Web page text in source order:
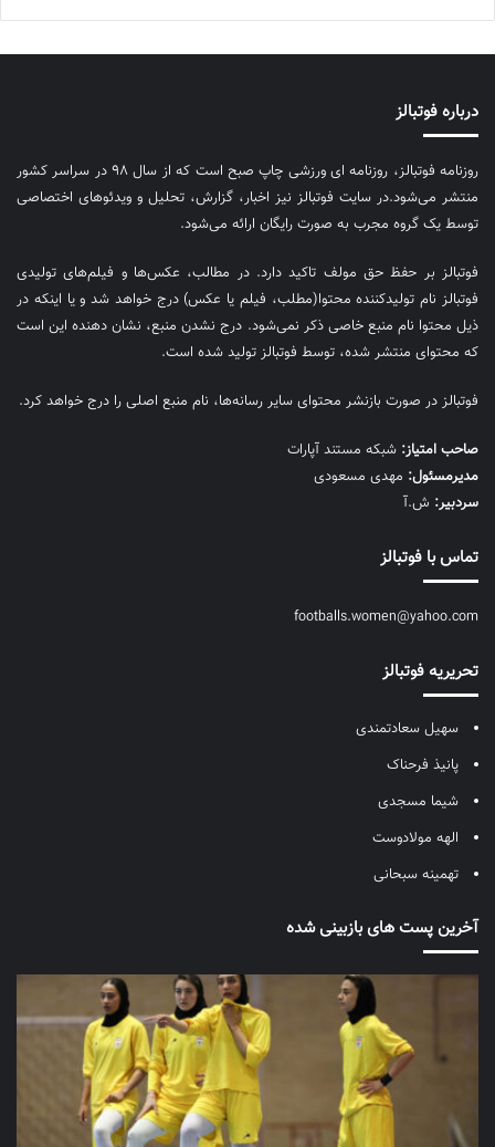
درباره فوتبالز
روزنامه فوتبالز، روزنامه ای ورزشی چاپ صبح است که از سال ۹۸ در سراسر کشور
منتشر می‌شود.در سایت فوتبالز نیز اخبار، گزارش، تحلیل و ویدئوهای اختصاصی
توسط یک گروه مجرب به صورت رایگان ارائه می‌شود.
فوتبالز بر حفظ حق مولف تاکید دارد. در مطالب، عکس‌ها و فیلم‌های تولیدی
فوتبالز نام تولیدکننده محتوا(مطلب، فیلم یا عکس) درج خواهد شد و یا اینکه در
ذیل محتوا نام منبع خاصی ذکر نمی‌‎شود. درج نشدن منبع، نشان دهنده این است
که محتوای منتشر شده، توسط فوتبالز تولید شده است.
فوتبالز در صورت بازنشر محتوای سایر رسانه‌ها، نام منبع اصلی را درج خواهد کرد.
صاحب امتیاز: شبکه مستند آپارات
مديرمسئول: مهدی مسعودی
سردبیر: ش.آ
تماس با فوتبالز
footballs.women@yahoo.com
تحریریه فوتبالز
سهیل سعادتمندی
پانیذ فرحناک
شیما مسجدی
الهه مولادوست
تهمینه سبحانی
آخرین پست های بازبینی شده